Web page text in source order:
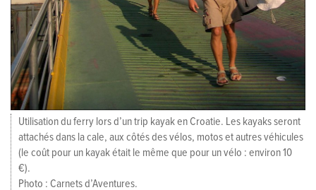
Utilisation du ferry lors d’un trip kayak en Croatie. Les kayaks seront
attachés dans la cale, aux côtés des vélos, motos et autres véhicules
(le coût pour un kayak était le même que pour un vélo : environ 10
€).
Photo : Carnets d’Aventures.